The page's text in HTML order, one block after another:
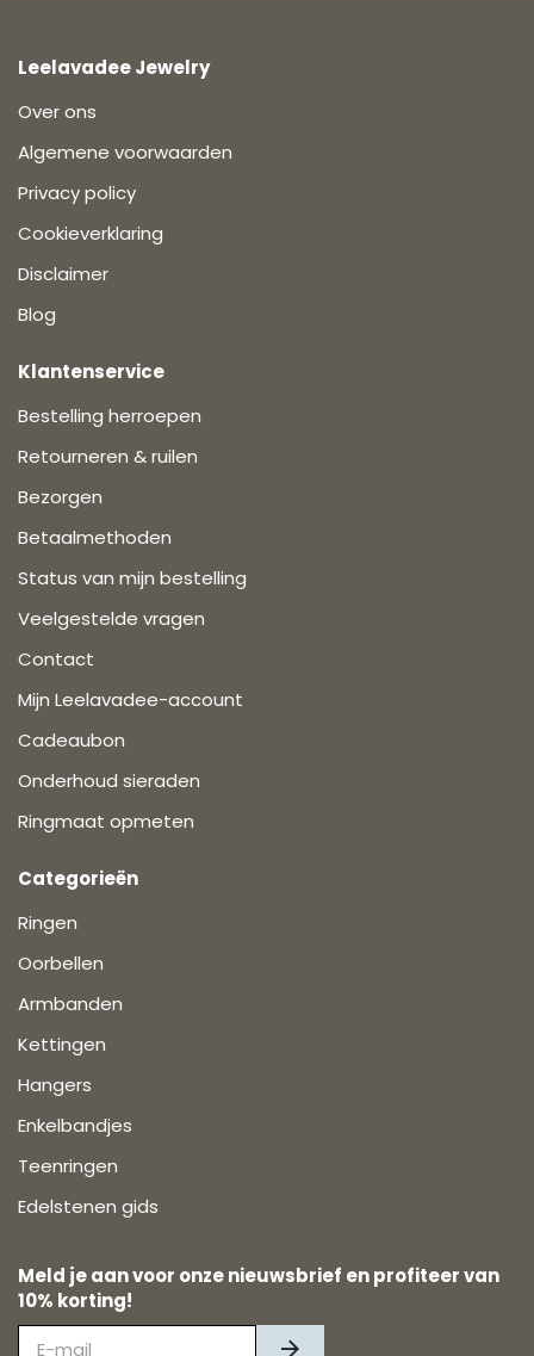
Leelavadee Jewelry
Over ons
Algemene voorwaarden
Privacy policy
Cookieverklaring
Disclaimer
Blog
Klantenservice
Bestelling herroepen
Retourneren & ruilen
Bezorgen
Betaalmethoden
Status van mijn bestelling
Veelgestelde vragen
Contact
Mijn Leelavadee-account
Cadeaubon
Onderhoud sieraden
Ringmaat opmeten
Categorieën
Ringen
Oorbellen
Armbanden
Kettingen
Hangers
Enkelbandjes
Teenringen
Edelstenen gids
Meld je aan voor onze nieuwsbrief en profiteer van
10% korting!